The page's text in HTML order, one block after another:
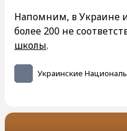
Напомним, в Украине
более 200 не
школы.
Украинские